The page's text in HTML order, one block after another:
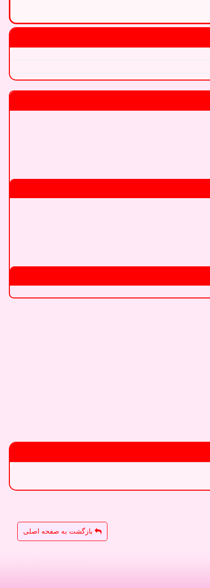
بازگشت به صفحه اصلی